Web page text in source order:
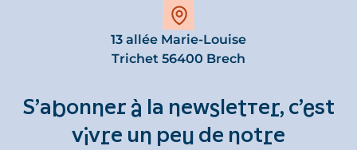
13 allée Marie-Louise
Trichet 56400 Brech
S’abonner à la newsletter, c’est
vivre un peu de notre